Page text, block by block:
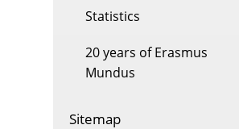
Statistics
20 years of Erasmus
Mundus
Sitemap